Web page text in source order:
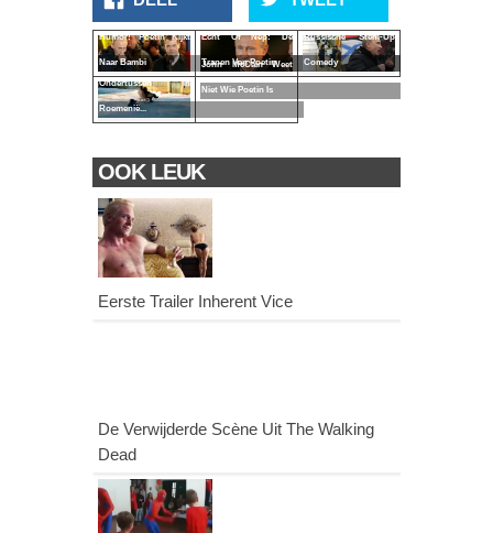
Humor! Poetin Kijkt
Naar Bambi
Echt Of Nep: De
Tranen Van Poetin
Russische Stem-Up
Comedy
Ondertussen In
Roemenië...
John McCain Weet
Niet Wie Poetin Is
OOK LEUK
Eerste Trailer Inherent Vice
De Verwijderde Scène Uit The Walking
Dead